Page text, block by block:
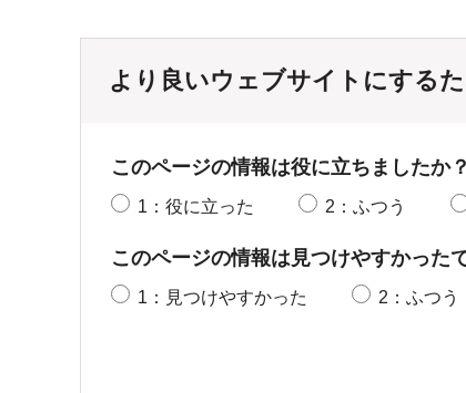
より良いウェブサイトにする
このページの情報は役に立ちましたか？
1：役に立った 2：ふつう
このページの情報は見つけやすかった
1：見つけやすかった 2：ふつう